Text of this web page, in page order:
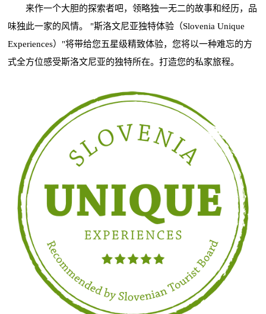
来作一个大胆的探索者吧，领略独一无二的故事和经历，品
味独此一家的风情。 "斯洛文尼亚独特体验（Slovenia Unique
Experiences）"将带给您五星级精致体验，您将以一种难忘的方
式全方位感受斯洛文尼亚的独特所在。打造您的私家旅程。